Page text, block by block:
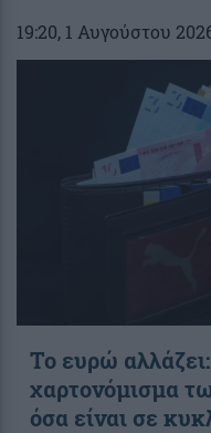
19:20, 1 Αυγούστου
Το ευρώ
χαρτονόμισμα
όσα είναι σε